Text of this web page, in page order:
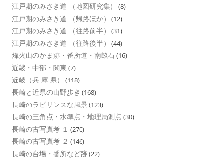
江戸期のみさき道 （地図研究集） (8)
江戸期のみさき道 （帰路ほか） (12)
江戸期のみさき道 （往路前半） (31)
江戸期のみさき道 （往路後半） (44)
烽火山のかま跡・番所道・南畝石(16)
近畿・中部・関東 (7)
近畿（兵 庫 県） (118)
長崎と近県の山野歩き (168)
長崎のラビリンスな風景 (123)
長崎の三角点・水準点・地理局測点 (30)
長崎の古写真考 １ (270)
長崎の古写真考 ２ (146)
長崎の台場・番所など跡(22)